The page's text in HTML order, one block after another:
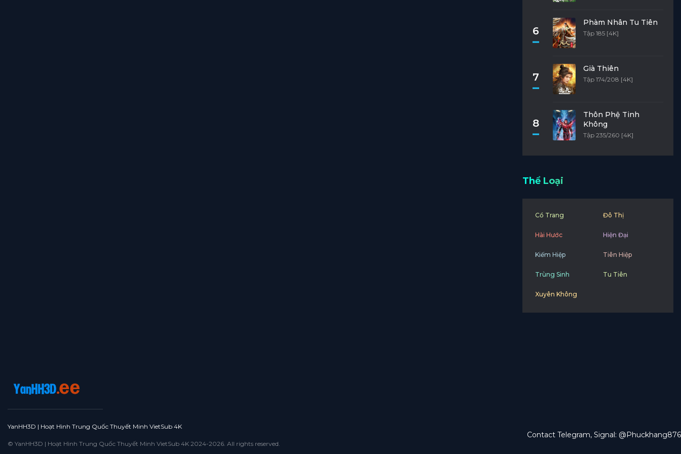
6
Phàm Nhân Tu Tiên
Tập 185 [4K]
7
Già Thiên
Tập 174/208 [4K]
8
Thôn Phệ Tinh
Không
Tập 235/260 [4K]
Thể Loại
Cổ Trang Đô Thị
Hài Hước Hiện Đại
Kiếm Hiệp Tiên Hiệp
Trùng Sinh Tu Tiên
Xuyên Không
YanHH3D | Hoạt Hình Trung Quốc Thuyết Minh VietSub 4K
Contact Telegram, Signal: @Phuckhang876
© YanHH3D | Hoạt Hình Trung Quốc Thuyết Minh VietSub 4K 2024-2026. All rights reserved.